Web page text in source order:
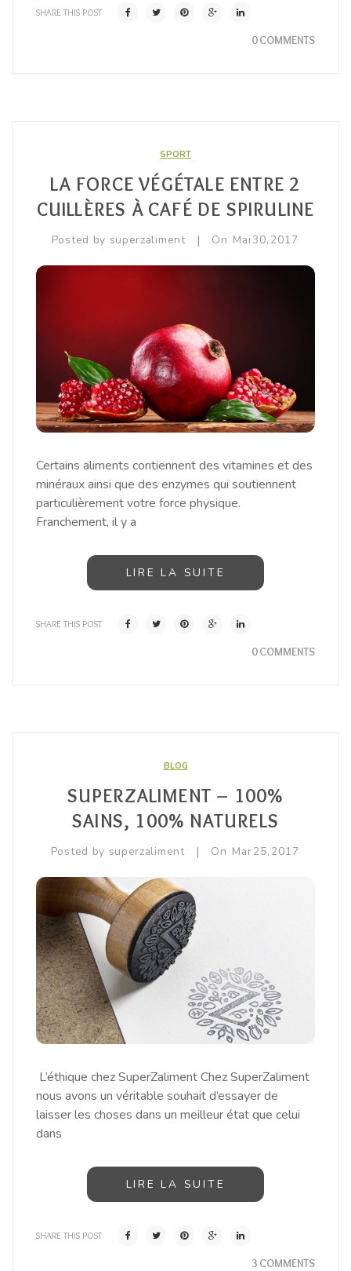
SHARE THIS POST
0 COMMENTS
SPORT
LA FORCE VÉGÉTALE ENTRE 2
CUILLÈRES À CAFÉ DE SPIRULINE
Posted by superzaliment | On Mai30, 2017
Certains aliments contiennent des vitamines et des
minéraux ainsi que des enzymes qui soutiennent
particulièrement votre force physique.
Franchement, il y a
LIRE LA SUITE
SHARE THIS POST
0 COMMENTS
BLOG
SUPERZALIMENT – 100%
SAINS, 100% NATURELS
Posted by superzaliment | On Mar25, 2017
L’éthique chez SuperZaliment Chez SuperZaliment
nous avons un véritable souhait d’essayer de
laisser les choses dans un meilleur état que celui
dans
LIRE LA SUITE
SHARE THIS POST
3 COMMENTS